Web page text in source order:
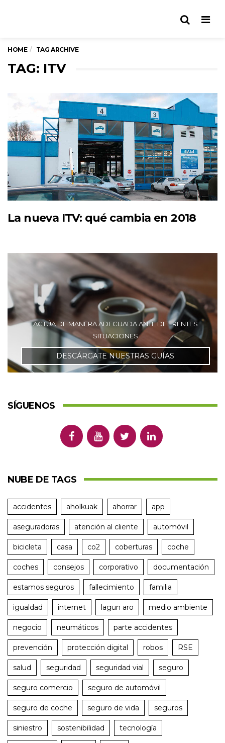
HOME TAG ARCHIVE
TAG: ITV
La nueva ITV: qué cambia en 2018
ACTÚA DE MANERA ADECUADA ANTE DIFERENTES
SITUACIONES
DESCÁRGATE NUESTRAS GUÍAS
SÍGUENOS
NUBE DE TAGS
accidentes aholkuak ahorrar app
aseguradoras atención al cliente automóvil
bicicleta casa co2 coberturas coche
coches consejos corporativo documentación
estamos seguros fallecimiento familia
igualdad internet lagun aro medio ambiente
negocio neumáticos parte accidentes
prevención protección digital robos RSE
salud seguridad seguridad vial seguro
seguro comercio seguro de automóvil
seguro de coche seguro de vida seguros
siniestro sostenibilidad tecnología